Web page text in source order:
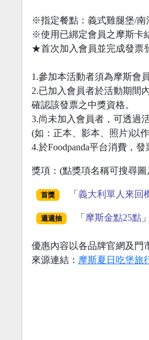
※指定餐點：義式雞腿堡/南
※使用已綁定會員之摩斯卡
★首次加入會員並完成發票
1.參加本活動者須為摩斯會員
2.已加入會員者於活動期間
確認該發票之中獎資格。
3.尚未加入會員者，可透過
(如：正本、影本、照片)以
4.於Foodpanda平台消費，
獎項：(點獎項名稱可搜尋圖
首獎 「 義大利單人來回
週週抽 「 摩斯金點25點
優惠內容以各品牌官網及門
來源連結： 摩斯夏日吃堡旅